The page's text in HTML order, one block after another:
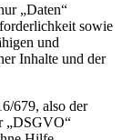
„Daten“
sowie
und
Inhalte und der
679, also der
„DSGVO“